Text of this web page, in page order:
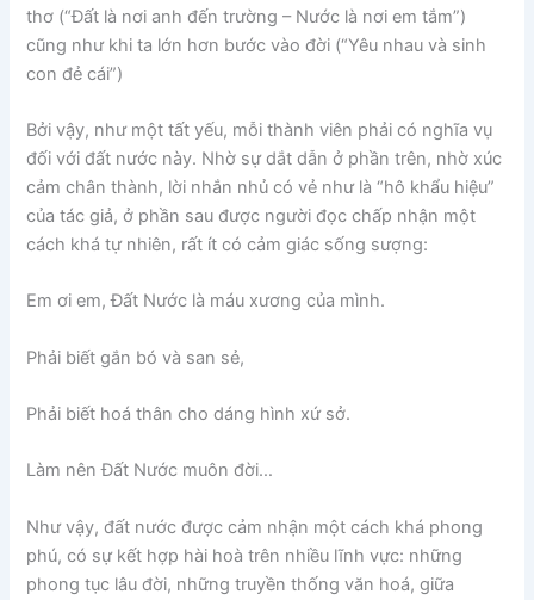
thơ (“Đất là nơi anh đến trường – Nước là nơi em tắm”)
cũng như khi ta lớn hơn bước vào đời (“Yêu nhau và sinh
con đẻ cái”)
Bởi vậy, như một tất yếu, mỗi thành viên phải có nghĩa vụ
đối với đất nước này. Nhờ sự dắt dẫn ở phần trên, nhờ xúc
cảm chân thành, lời nhắn nhủ có vẻ như là “hô khẩu hiệu”
của tác giả, ở phần sau được người đọc chấp nhận một
cách khá tự nhiên, rất ít có cảm giác sống sượng:
Em ơi em, Đất Nước là máu xương của mình.
Phải biết gắn bó và san sẻ,
Phải biết hoá thân cho dáng hình xứ sở.
Làm nên Đất Nước muôn đời…
Như vậy, đất nước được cảm nhận một cách khá phong
phú, có sự kết hợp hài hoà trên nhiều lĩnh vực: những
phong tục lâu đời, những truyền thống văn hoá, giữa